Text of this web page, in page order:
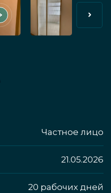
Частное лицо
21.05.2026
20 рабочих дней